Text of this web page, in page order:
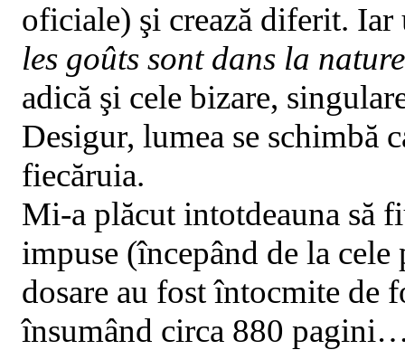
oficiale) şi crează diferit. Iar
les goûts sont dans la nature
adică şi cele bizare,
Desigur, lumea se schimbă
fiecăruia.
Mi-a plăcut intotdeauna să
impuse (începând de la
dosare au fost întocmite de
însumând circa 880